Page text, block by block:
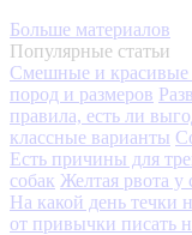
Больше материалов
Популярные статьи
Смешные и красивые
пород и размеров
правила, есть ли
классные варианты
Есть причины для
собак Желтая рвота
На какой день течки
от привычки писать